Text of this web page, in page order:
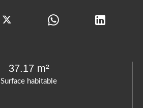
Surface habitable
37.17 m²